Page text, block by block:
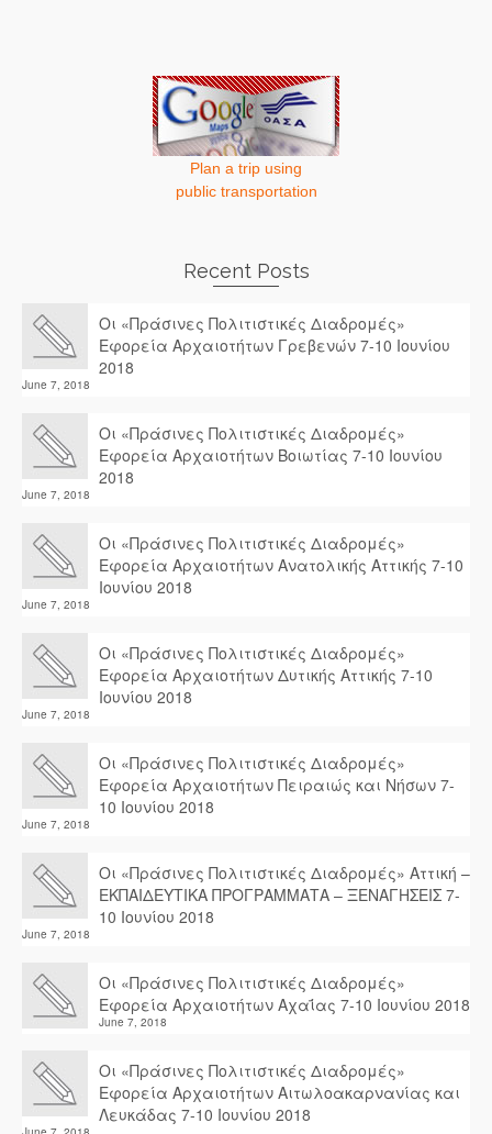
Plan a trip using
public transportation
Recent Posts
Οι «Πράσινες Πολιτιστικές Διαδρομές»
Εφορεία Αρχαιοτήτων Γρεβενών 7-10 Ιουνίου
2018
June 7, 2018
Οι «Πράσινες Πολιτιστικές Διαδρομές»
Εφορεία Αρχαιοτήτων Βοιωτίας 7-10 Ιουνίου
2018
June 7, 2018
Οι «Πράσινες Πολιτιστικές Διαδρομές»
Εφορεία Αρχαιοτήτων Ανατολικής Αττικής 7-10
Ιουνίου 2018
June 7, 2018
Οι «Πράσινες Πολιτιστικές Διαδρομές»
Εφορεία Αρχαιοτήτων Δυτικής Αττικής 7-10
Ιουνίου 2018
June 7, 2018
Οι «Πράσινες Πολιτιστικές Διαδρομές»
Εφορεία Αρχαιοτήτων Πειραιώς και Νήσων 7-
10 Ιουνίου 2018
June 7, 2018
Οι «Πράσινες Πολιτιστικές Διαδρομές» Αττική –
ΕΚΠΑΙΔΕΥΤΙΚΑ ΠΡΟΓΡΑΜΜΑΤΑ – ΞΕΝΑΓΗΣΕΙΣ 7-
10 Ιουνίου 2018
June 7, 2018
Οι «Πράσινες Πολιτιστικές Διαδρομές»
Εφορεία Αρχαιοτήτων Αχαΐας 7-10 Ιουνίου 2018
June 7, 2018
Οι «Πράσινες Πολιτιστικές Διαδρομές»
Εφορεία Αρχαιοτήτων Αιτωλοακαρνανίας και
Λευκάδας 7-10 Ιουνίου 2018